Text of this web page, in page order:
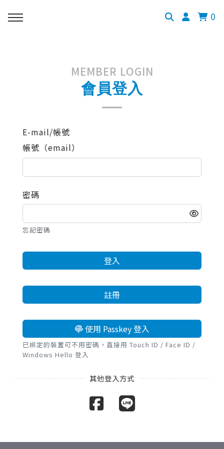
0
MEMBER LOGIN
會員登入
E-mail/帳號
帳號（email）
密碼
忘記密碼
登入
註冊
使用 Passkey 登入
已綁定的裝置可不用密碼，直接用 Touch ID / Face ID /
Windows Hello 登入